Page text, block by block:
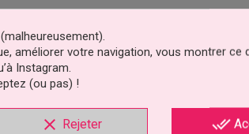
améliorer votre navigation, vous montrer ce
Instagram.
(ou pas) !
clear Rejeter done_all